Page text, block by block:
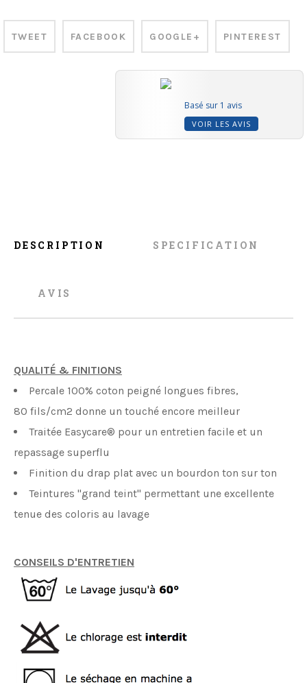
TWEET FACEBOOK GOOGLE+ PINTEREST
Basé sur 1 avis
VOIR LES AVIS
DESCRIPTION SPECIFICATION
AVIS
QUALITÉ & FINITIONS
Percale 100% coton peigné longues fibres,
80 fils/cm2 donne un touché encore meilleur
Traitée Easycare® pour un entretien facile et un
repassage superflu
Finition du drap plat avec un bourdon ton sur ton
Teintures "grand teint" permettant une excellente
tenue des coloris au lavage
CONSEILS D'ENTRETIEN